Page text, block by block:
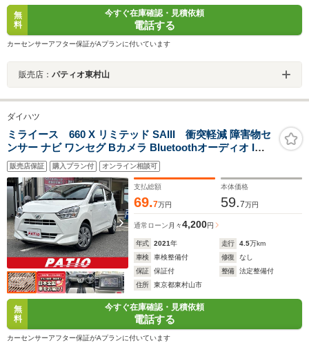
無
料
今すぐ在庫確認・見積依頼
電話する
カーセンサーアフター保証がAプランに付いています
販売店： パティオ東村山
ダイハツ
ミライース 660 X リミテッド SAIII 衝突軽減 障害物セ
ンサー ナビ ワンセグ Bカメラ Bluetoothオーディオ Iス
トップ LEDヘッドライト キーレス 記録簿 取扱説明書 横
滑り防止 ABS オートハイビーム オートライト 電格ミラ
ー CD DVD再生
販売店保証 購入プラン付 オンライン相談可
支払総額
69.7万円
本体価格
59.7万円
通常ローン 月々4,200円
年式 2021年 走行 4.5万km
車検
車検整備付 修復
なし
保証
保証付 整備
法定整備付
住所
東京都東村山市
無
料
今すぐ在庫確認・見積依頼
電話する
カーセンサーアフター保証がAプランに付いています